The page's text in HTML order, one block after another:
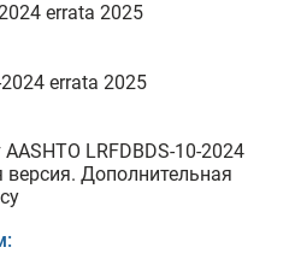
errata 2025
2024 errata 2025
LRFDBDS-10-2024
версия. Дополнительная